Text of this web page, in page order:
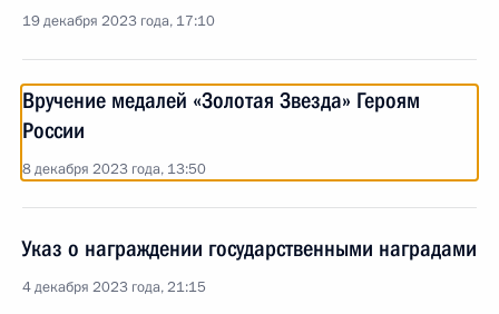
19 декабря 2023 года, 17:10
Вручение медалей «Золотая Звезда» Героям
России
8 декабря 2023 года, 13:50
Указ о награждении государственными наградами
4 декабря 2023 года, 21:15